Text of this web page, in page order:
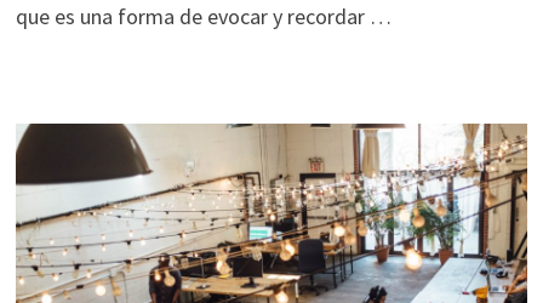
que es una forma de evocar y recordar …